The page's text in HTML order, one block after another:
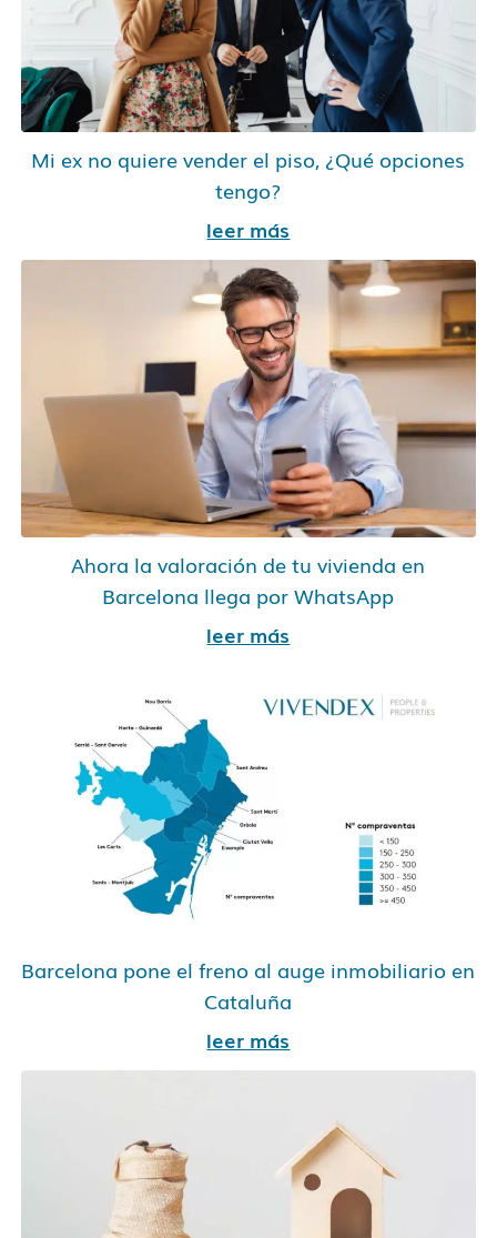
Mi ex no quiere vender el piso, ¿Qué opciones
tengo?
leer más
Ahora la valoración de tu vivienda en
Barcelona llega por WhatsApp
leer más
Barcelona pone el freno al auge inmobiliario en
Cataluña
leer más